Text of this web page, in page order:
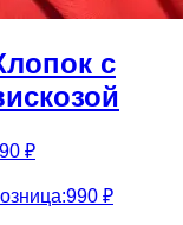
с
₽
990 ₽